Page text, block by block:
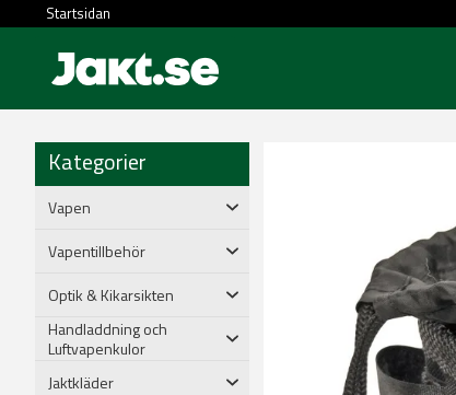
Startsidan
Kategorier
Vapen
Vapentillbehör
Optik & Kikarsikten
Handladdning och
Luftvapenkulor
Jaktkläder